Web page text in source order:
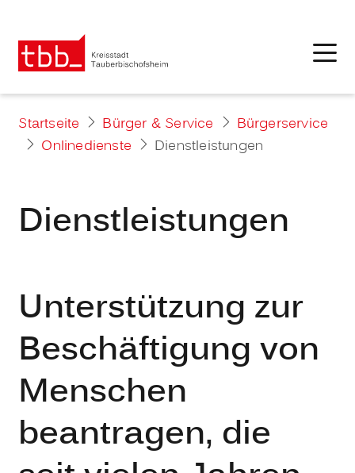
Startseite Bürger & Service
Bürgerservice
Onlinedienste
Dienstleistungen
Dienstleistungen
Unterstützung zur
Beschäftigung von
Menschen
beantragen, die